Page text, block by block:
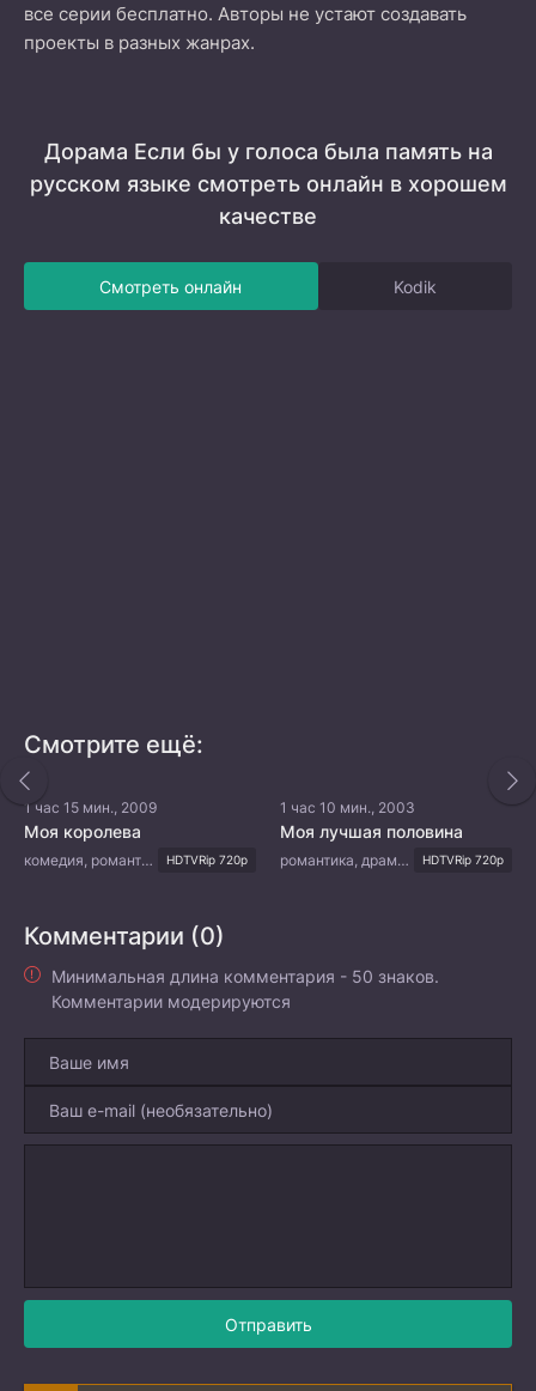
все серии бесплатно. Авторы не устают создавать
проекты в разных жанрах.
Дорама Если бы у голоса была память на
русском языке смотреть онлайн в хорошем
качестве
Смотреть онлайн Kodik
Смотрите ещё:
1 час 15 мин., 2009
Моя королева
комедия, романтика HDTVRip 720p
1 час 10 мин., 2003
Моя лучшая половина
романтика, драма, мелодрама HDTVRip 720p
Комментарии (0)
Минимальная длина комментария - 50 знаков.
Комментарии модерируются
Отправить